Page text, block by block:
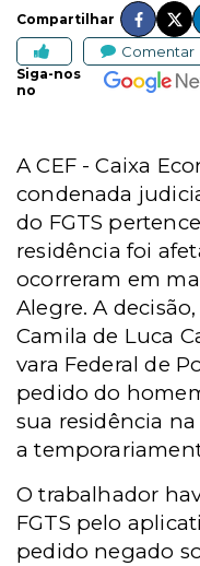
Compartilhar
Comentar
Siga-nos
no
A CEF - Caixa
condenada
do FGTS
residência foi
ocorreram em
Alegre. A
Camila de Luca
vara Federal de
pedido do
sua residência
a
O trabalhador
FGTS pelo
pedido negado